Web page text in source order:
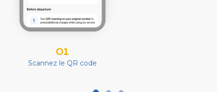
01
Scannez le QR code